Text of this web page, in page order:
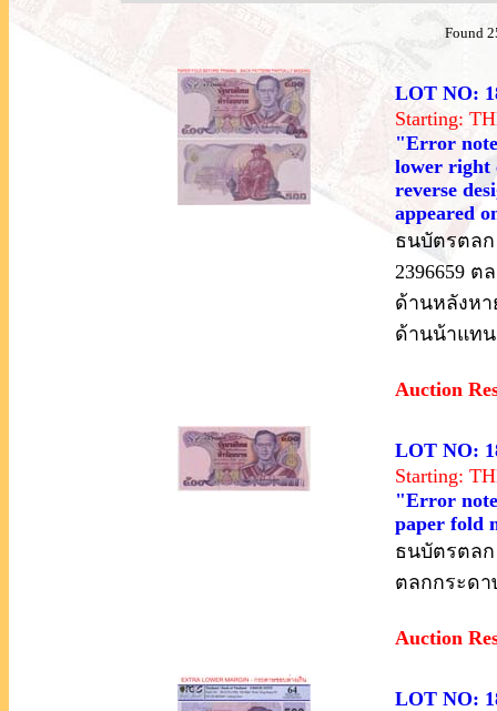
Found
LOT NO:
Starting:
"Error
lower right
reverse
appeared
ธนบัตรตลก
2396659
ด้านหลังหา
ด้านน้าแท
Auction
LOT NO:
Starting:
"Error
paper fold
ธนบัตรตลก
ตลกกระดา
Auction
LOT NO: